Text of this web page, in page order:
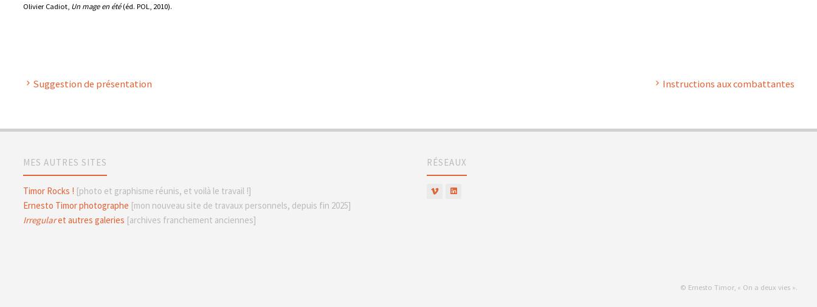
Olivier Cadiot, Un mage en été(éd. POL, 2010).
Suggestion de présentation Instructions aux combattantes
MES AUTRES SITES
Timor Rocks ! [photo et graphisme réunis, et voilà le travail !]
Ernesto Timor photographe [mon nouveau site de travaux personnels, depuis fin 2025]
Irregularet autres galeries [archives franchement anciennes]
RÉSEAUX
© Ernesto Timor, « On a deux vies ».